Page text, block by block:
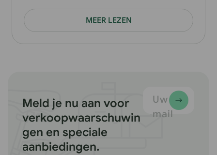
MEER LEZEN
Meld je nu aan voor
verkoopwaarschuwin
gen en speciale
aanbiedingen.
Uw e-
mail